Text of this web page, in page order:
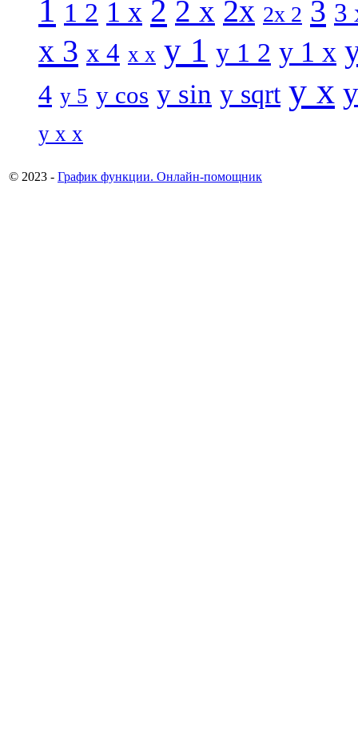
1 1 2 1 x 2 2 x 2x 2x 2 3 3
x 3 x 4 x x y 1 y 1 2 y 1 x
4 y 5 y cos y sin y sqrt y x
y x x
© 2023 - График функции. Онлайн-помощник